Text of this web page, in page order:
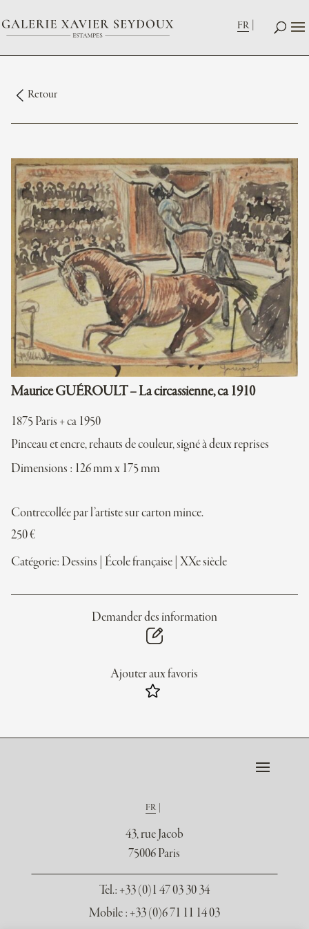
FR
Retour
Maurice GUÉROULT – La circassienne, ca 1910
1875 Paris + ca 1950
Pinceau et encre, rehauts de couleur, signé à deux reprises
Dimensions : 126 mm x 175 mm
Contrecollée par l’artiste sur carton mince.
250€
Catégorie: Dessins École française XXe siècle
Demander des information
Ajouter aux favoris
FR
43, rue Jacob
75006 Paris
Tel.: +33 (0)1 47 03 30 34
Mobile : +33 (0)6 71 11 14 03